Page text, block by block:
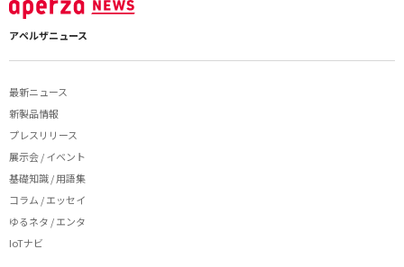
アペルザニュース
最新ニュース
新製品情報
プレスリリース
展示会 / イベント
基礎知識 / 用語集
コラム / エッセイ
ゆるネタ / エンタ
IoTナビ